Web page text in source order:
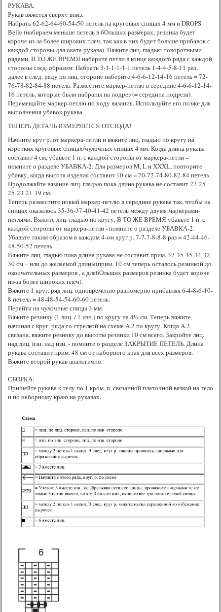
РУКАВА:
Рукав вяжется сверху вниз.
Набрать 62-62-64-60-54-50 петель на круговых спицах 4 мм и DROPS
Belle (набираем меньше петель в бОльших размерах, резинка будет
короче из-за более широких плеч, так как в них будет больше прибавок с
каждой стороны для оката рукава). Вяжите лиц. гладью поворотными
рядами, В ТО ЖЕ ВРЕМЯ наберите петли в конце каждого ряда с каждой
стороны след. образом: Набрать 3-1-1-1-1-1 петель 1-4-4-5-8-11 раз,
далее в след. ряду по лиц. стороне наберите 4-6-6-12-14-16 петель = 72-
76-78-82-84-88 петель. Разместите маркер-петлю в середине 4-6-6-12-14-
16 петель, которые были набраны на подрез (= середина подреза).
Перемещайте маркер-петлю по ходу вязания. Используйте его позже для
выполнения убавок рукава.
ТЕПЕРЬ ДЕТАЛЬ ИЗМЕРЯЕТСЯ ОТСЮДА!
Начните круг р. от маркера-петли и вяжите лиц. гладью по кругу на
коротких круговых спицах/чулочных спицах 4 мм. Когда длина рукава
составит 4 см, убавьте 1 п. с каждой стороны от маркера-петли –
помните о разделе УБАВКА-2. Для размеров M, L и XXXL, повторите
убавку, когда высота изделия составит 10 см = 70-72-74-80-82-84 петель.
Продолжайте вязание лиц. гладью пока длина рукава не составит 27-25-
25-23-21-19 см.
Теперь разместите новый маркер-петлю в середине рукава так, чтобы на
спицах оказалось 35-36-37-40-41-42 петель между двумя маркерами-
петлями. Вяжите лиц. гладью по кругу, В ТО ЖЕ ВРЕМЯ убавьте 1 п. с
каждой стороны от маркера-петли - помните о разделе УБАВКА-2.
Убавьте таким образом в каждом 4-ом круг р. 7-7-7-8-8-8 раз = 42-44-46-
48-50-52 петель.
Вяжите лиц. гладью пока длина рукава не составит прим. 37-35-35-34-32-
30 см – или до желаемой длины(прим. 10 см теперь осталось резинкой до
окончательных размеров , а длябОльших размеров резинка будет короче
из-за более широких плеч).
Вяжите 1 круг. ряд лиц. одновременно равномерно прибавляя 6-4-8-6-10-
8 петель = 48-48-54-54-60-60 петель.
Перейти на чулочные спицы 3 мм.
Вяжите резинку (1 лиц. / 1 изн.) по кругу на 4½ см. Теперь вяжите,
начиная с круг. ряда со стрелкой на схеме A.2 по кругу. Когда A.2
связана, вяжите резинку до высоты резинки 10 см всего. Закройте лиц.
над лиц. изн. над изн. - помните о разделе ЗАКРЫТИЕ ПЕТЕЛЬ. Длина
рукава составит прим. 48 см от наборного края для всех размеров.
Вяжите второй рукав аналогично.
СБОРКА:
Пришейте рукава к телу по 1 кром. п, связанной платочной вязкой на тело
и по наборному краю на рукавах.